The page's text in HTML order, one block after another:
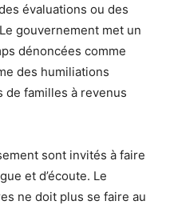
évaluations ou des
gouvernement met un
dénoncées comme
des humiliations
de familles à revenus
sont invités à faire
et d’écoute. Le
ne doit plus se faire au